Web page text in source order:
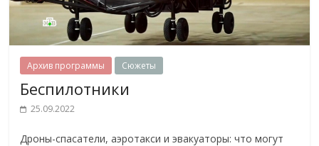
Архив программы Сюжеты
Беспилотники
25.09.2022
Дроны-спасатели, аэротакси и эвакуаторы: что могут